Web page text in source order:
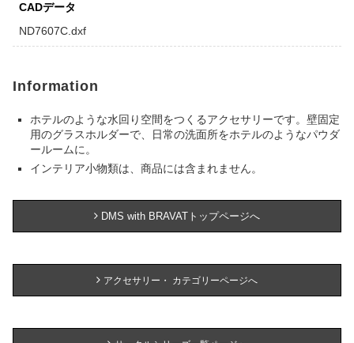
CADデータ
ND7607C.dxf
Information
ホテルのような水回り空間をつくるアクセサリーです。壁固定
用のグラスホルダーで、日常の洗面所をホテルのようなパウダ
ールームに。
インテリア小物類は、商品には含まれません。
DMS with BRAVATトップページへ
アクセサリー・ カテゴリーページへ